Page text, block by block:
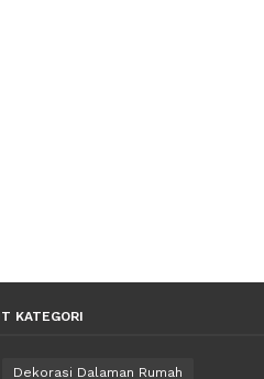
KATEGORI
Dekorasi Dalaman Rumah